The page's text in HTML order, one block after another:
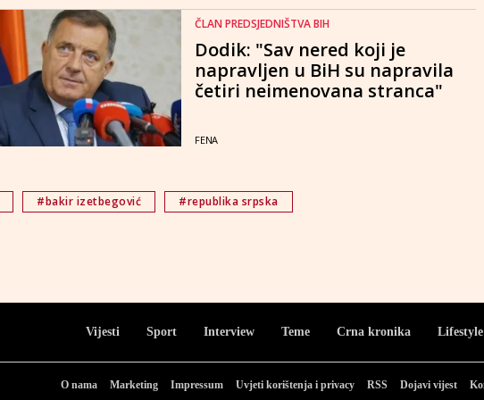
ČLAN PREDSJEDNIŠTVA BIH
Dodik: "Sav nered koji je
napravljen u BiH su napravila
četiri neimenovana stranca"
FENA
#bakir izetbegović #republika srpska
Vijesti Sport Interview Teme Crna kronika Lifestyle
O nama Marketing Impressum Uvjeti korištenja i privacy RSS Dojavi vijest